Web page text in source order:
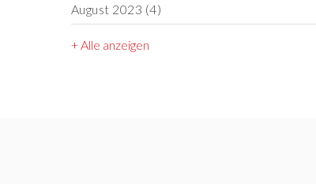
August 2023 (4)
+ Alle anzeigen